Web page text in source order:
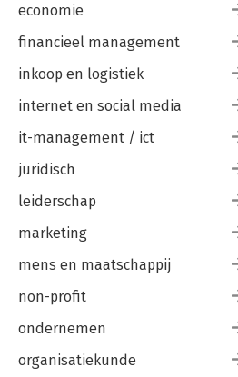
economie
financieel management
inkoop en logistiek
internet en social media
it-management / ict
juridisch
leiderschap
marketing
mens en maatschappij
non-profit
ondernemen
organisatiekunde